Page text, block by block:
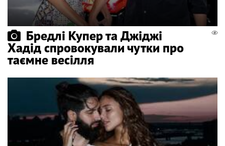
Бредлі Купер та Джіджі
Хадід спровокували чутки про
таємне весілля